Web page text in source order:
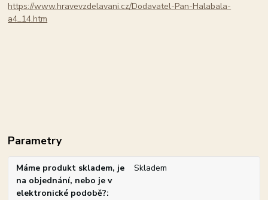
https://www.hravevzdelavani.cz/Dodavatel-Pan-Halabala-
a4_14.htm
Parametry
Máme produkt skladem, je
na objednání, nebo je v
elektronické podobě?
Skladem